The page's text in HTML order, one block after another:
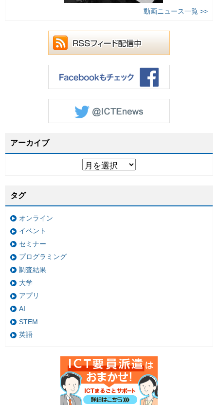
動画ニュース一覧 >>
アーカイブ
タグ
オンライン
イベント
セミナー
プログラミング
調査結果
大学
アプリ
AI
STEM
英語